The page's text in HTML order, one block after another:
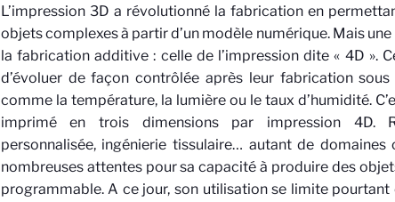
L’impression 3D a révolutionné la fabrication en
objets complexes à partir d’un modèle numérique. Mais
la fabrication additive : celle de l’impression dite « 4D ».
d’évoluer de façon contrôlée après leur fabrication sous
comme la température, la lumière ou le taux d’humidité.
imprimé en trois dimensions par impression 4D.
personnalisée, ingénierie tissulaire… autant de domaines
nombreuses attentes pour sa capacité à produire des
programmable. A ce jour, son utilisation se limite